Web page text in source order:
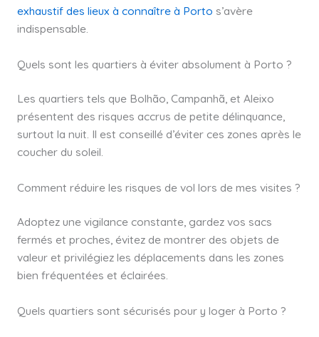
exhaustif des lieux à connaître à Porto s’avère
indispensable.
Quels sont les quartiers à éviter absolument à Porto ?
Les quartiers tels que Bolhão, Campanhã, et Aleixo
présentent des risques accrus de petite délinquance,
surtout la nuit. Il est conseillé d’éviter ces zones après le
coucher du soleil.
Comment réduire les risques de vol lors de mes visites ?
Adoptez une vigilance constante, gardez vos sacs
fermés et proches, évitez de montrer des objets de
valeur et privilégiez les déplacements dans les zones
bien fréquentées et éclairées.
Quels quartiers sont sécurisés pour y loger à Porto ?